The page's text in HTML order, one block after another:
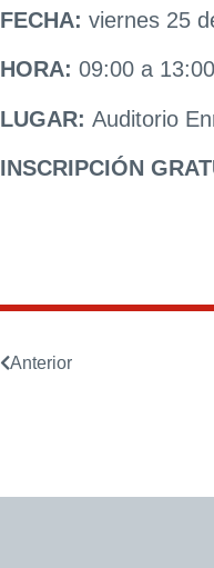
FECHA: viernes 25
HORA: 09:00 a
LUGAR: Auditorio
INSCRIPCIÓN
Anterior